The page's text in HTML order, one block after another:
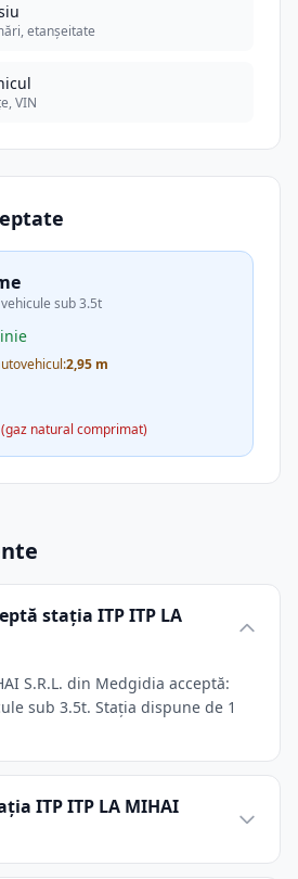
etanșeitate
VIN
sub 3.5t
2,95 m
natural comprimat)
stația ITP ITP LA
S.R.L. din Medgidia acceptă:
sub 3.5t. Stația dispune de 1
ITP ITP LA MIHAI